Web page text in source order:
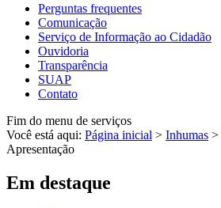
Perguntas frequentes
Comunicação
Serviço de Informação ao Cidadão
Ouvidoria
Transparência
SUAP
Contato
Fim do menu de serviços
Você está aqui: Página inicial > Inhumas >
Apresentação
Em destaque